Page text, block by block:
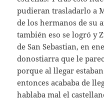
pudieran trasladarlo a
de los hermanos de su
también eso se logró y
de San Sebastian, en
donostiarra que le
porque al llegar
entonces acababa de
hablaba mal el